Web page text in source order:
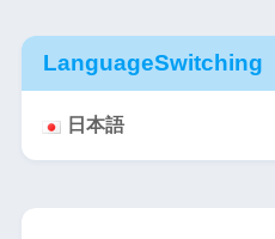
LanguageSwitching
日本語